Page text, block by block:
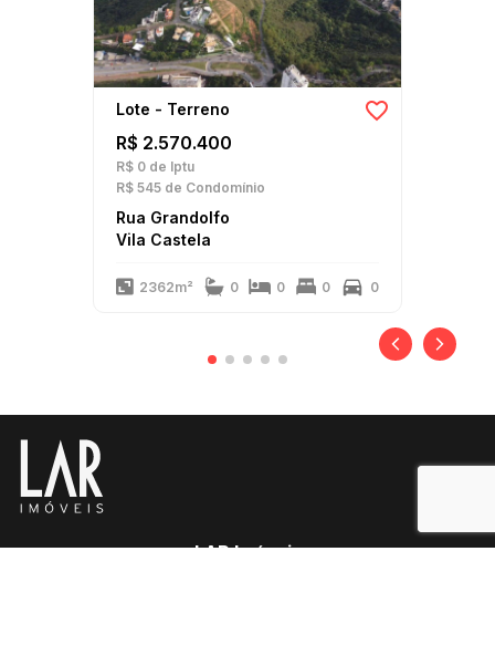
Lote - Terreno
R$ 2.570.400
R$ 0 de Iptu
R$ 545 de Condomínio
Rua Grandolfo
Vila Castela
2362m² 0 0 0 0
LAR Imóveis